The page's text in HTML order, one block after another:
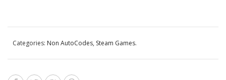
Categories: Non AutoCodes, Steam Games.